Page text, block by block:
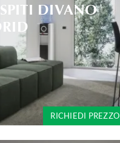
DIVANO
RICHIEDI PREZZO